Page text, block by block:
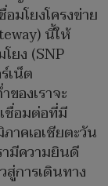
มโยงโครงข่าย
นี้ให้
ยง (SNP
เน็ต
องเราจะ
ชื่อมต่อที่มี
าคเอเชียตะวัน
ามีความยินดี
สู่การเดินทาง